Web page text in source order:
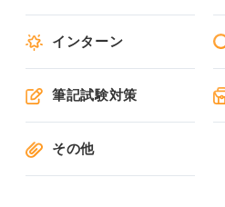
インターン
筆記試験対策
その他